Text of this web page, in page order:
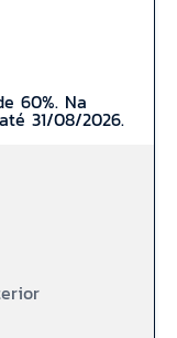
60%. Na
31/08/2026.